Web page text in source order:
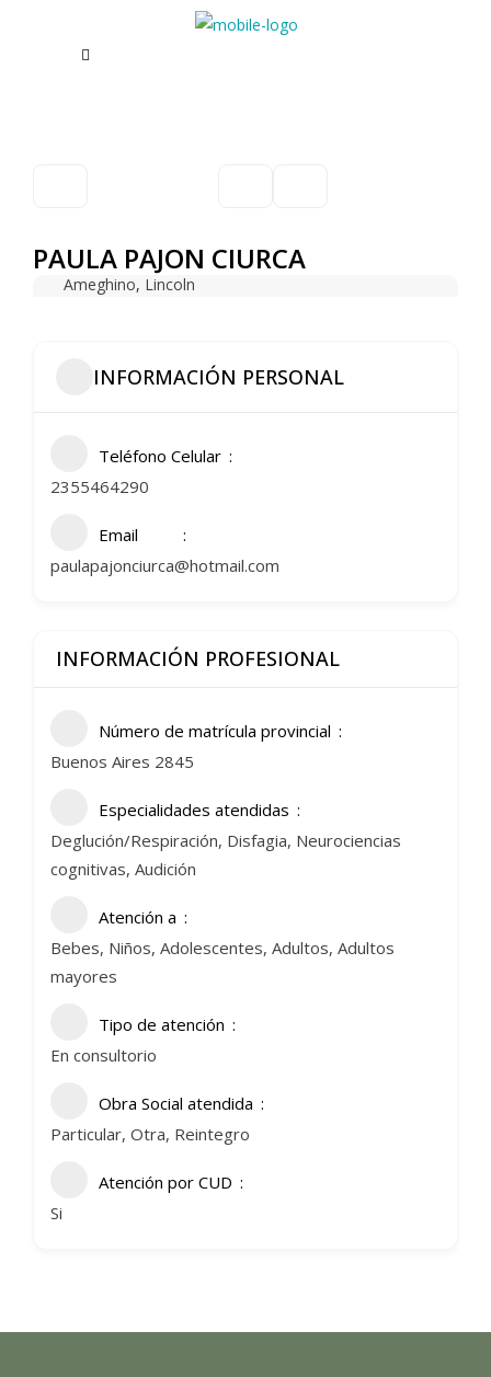
PAULA PAJON CIURCA
Ameghino, Lincoln
INFORMACIÓN PERSONAL
Teléfono Celular
2355464290
Email
paulapajonciurca@hotmail.com
INFORMACIÓN PROFESIONAL
Número de matrícula provincial
Buenos Aires 2845
Especialidades atendidas
Deglución/Respiración, Disfagia, Neurociencias
cognitivas, Audición
Atención a
Bebes, Niños, Adolescentes, Adultos, Adultos
mayores
Tipo de atención
En consultorio
Obra Social atendida
Particular, Otra, Reintegro
Atención por CUD
Si